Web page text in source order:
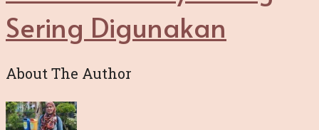
Sering Digunakan
About The Author